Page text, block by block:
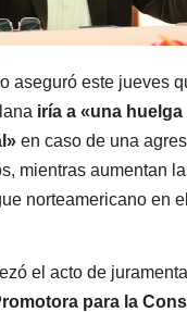
aseguró este jueves
iría a «una huelga
en caso de una
mientras aumentan
norteamericano en
el acto de
para la